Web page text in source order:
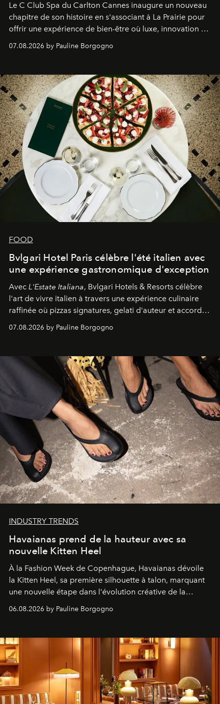
Le C Club Spa du Carlton Cannes inaugure un nouveau
chapitre de son histoire en s'associant à La Prairie pour
offrir une expérience de bien-être où luxe, innovation et
expertise se rencontrent.
07.08.2026 by Pauline Borgogno
FOOD
Bvlgari Hotel Paris célèbre l'été italien avec
une expérience gastronomique d'exception
Avec L'Estate Italiana, Bvlgari Hotels & Resorts célèbre
l'art de vivre italien à travers une expérience culinaire
raffinée où pizzas signatures, gelati d'auteur et accords
d'exception composent un véritable voyage sensoriel.
07.08.2026 by Pauline Borgogno
INDUSTRY TRENDS
Havaianas prend de la hauteur avec sa
nouvelle Kitten Heel
À la Fashion Week de Copenhague, Havaianas dévoile
la Kitten Heel, sa première silhouette à talon, marquant
une nouvelle étape dans l'évolution créative de la
06.08.2026 by Pauline Borgogno